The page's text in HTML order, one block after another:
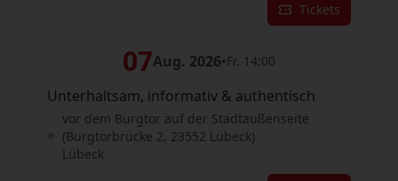
Tickets
07Aug. 2026•Fr. 14:00
Unterhaltsam, informativ & authentisch
vor dem Burgtor auf der Stadtaußenseite
(Burgtorbrücke 2, 23552 Lübeck)
Lübeck